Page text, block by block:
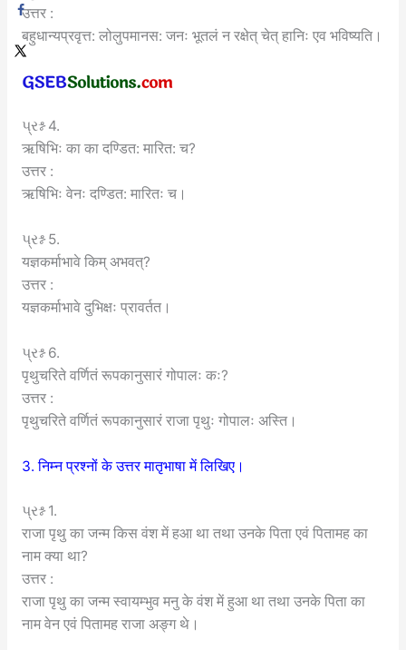
उत्तर :
बहुधान्यप्रवृत्त: लोलुपमानस: जनः भूतलं न रक्षेत् चेत् हानिः एव भविष्यति।
પ્રશ્ન 4.
ऋषिभिः का का दण्डित: मारित: च?
उत्तर :
ऋषिभिः वेनः दण्डित: मारितः च।
પ્રશ્ન 5.
यज्ञकर्माभावे किम् अभवत्?
उत्तर :
यज्ञकर्माभावे दुभिक्षः प्रावर्तत।
પ્રશ્ન 6.
पृथुचरिते वर्णितं रूपकानुसारं गोपालः कः?
उत्तर :
पृथुचरिते वर्णितं रूपकानुसारं राजा पृथुः गोपालः अस्ति।
3. निम्न प्रश्नों के उत्तर मातृभाषा में लिखिए।
પ્રશ્ન 1.
राजा पृथु का जन्म किस वंश में हआ था तथा उनके पिता एवं पितामह का
नाम क्या था?
उत्तर :
राजा पृथु का जन्म स्वायम्भुव मनु के वंश में हुआ था तथा उनके पिता का
नाम वेन एवं पितामह राजा अङ्ग थे।